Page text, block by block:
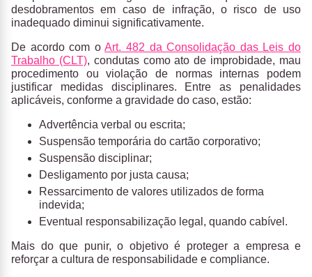
desdobramentos em caso de infração, o risco de uso
inadequado diminui significativamente.
De acordo com oArt. 482 da Consolidação das Leis do
Trabalho (CLT), condutas como ato de improbidade, mau
procedimento ou violação de normas internas podem
justificar medidas disciplinares. Entre as penalidades
aplicáveis, conforme a gravidade do caso, estão:
Advertência verbal ou escrita;
Suspensão temporária do cartão corporativo;
Suspensão disciplinar;
Desligamento por justa causa;
Ressarcimento de valores utilizados de forma
indevida;
Eventual responsabilização legal, quando cabível.
Mais do que punir, o objetivo é proteger a empresa e
reforçar a cultura de responsabilidade e compliance.